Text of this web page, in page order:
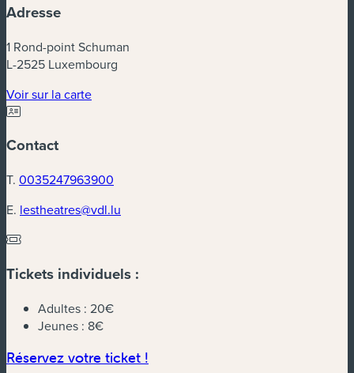
Adresse
1 Rond-point Schuman
L-2525 Luxembourg
Voir sur la carte(nouvelle fenêtre)
Contact
T. 0035247963900
E. lestheatres@vdl.lu
Tickets individuels :
Adultes : 20€
Jeunes : 8€
Réservez votre ticket !